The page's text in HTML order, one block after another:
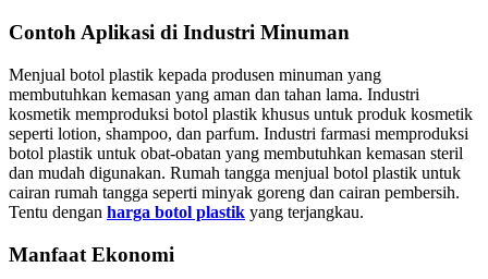
Contoh Aplikasi di Industri Minuman
Menjual botol plastik kepada produsen minuman yang
membutuhkan kemasan yang aman dan tahan lama. Industri
kosmetik memproduksi botol plastik khusus untuk produk kosmetik
seperti lotion, shampoo, dan parfum. Industri farmasi memproduksi
botol plastik untuk obat-obatan yang membutuhkan kemasan steril
dan mudah digunakan. Rumah tangga menjual botol plastik untuk
cairan rumah tangga seperti minyak goreng dan cairan pembersih.
Tentu dengan harga botol plastik yang terjangkau.
Manfaat Ekonomi